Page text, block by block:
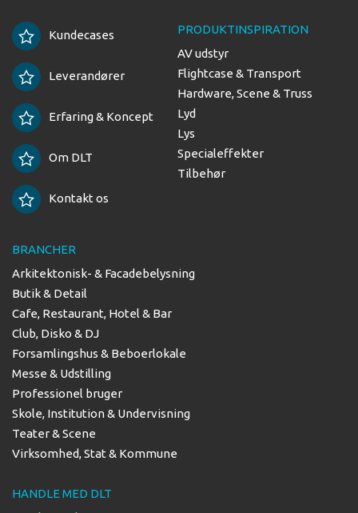
Kundecases
Leverandører
Erfaring & Koncept
Om DLT
Kontakt os
PRODUKTINSPIRATION
AV udstyr
Flightcase & Transport
Hardware, Scene & Truss
Lyd
Lys
Specialeffekter
Tilbehør
BRANCHER
Arkitektonisk- & Facadebelysning
Butik & Detail
Cafe, Restaurant, Hotel & Bar
Club, Disko & DJ
Forsamlingshus & Beboerlokale
Messe & Udstilling
Professionel bruger
Skole, Institution & Undervisning
Teater & Scene
Virksomhed, Stat & Kommune
HANDLE MED DLT